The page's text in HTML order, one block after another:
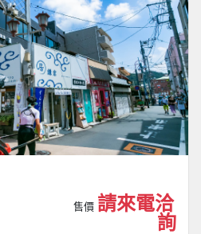
售價 請來電洽
詢